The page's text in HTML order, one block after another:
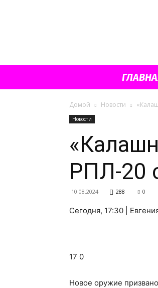
Домой Новости
Новости
РПЛ-20
10.08.2024 288 0
Сегодня, 17:30 |
17 0
Новое оружие